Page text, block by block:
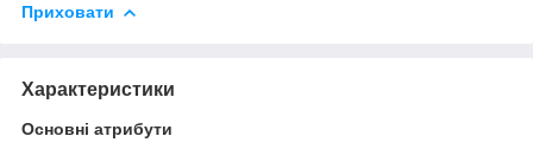
Приховати
Характеристики
Основні атрибути